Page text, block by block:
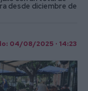
desde diciembre de
04/08/2025 · 14:23